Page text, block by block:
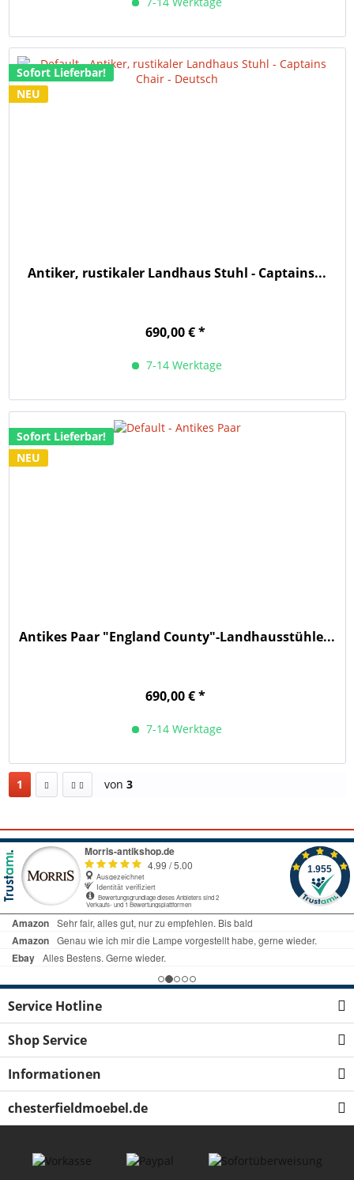
Sofort Lieferbar!
NEU
Antiker, rustikaler Landhaus Stuhl - Captains...
690,00 € *
7-14 Werktage
Sofort Lieferbar!
NEU
Antikes Paar "England County"-Landhausstühle...
690,00 € *
7-14 Werktage
1 von 3
Service Hotline
Shop Service
Informationen
chesterfieldmoebel.de